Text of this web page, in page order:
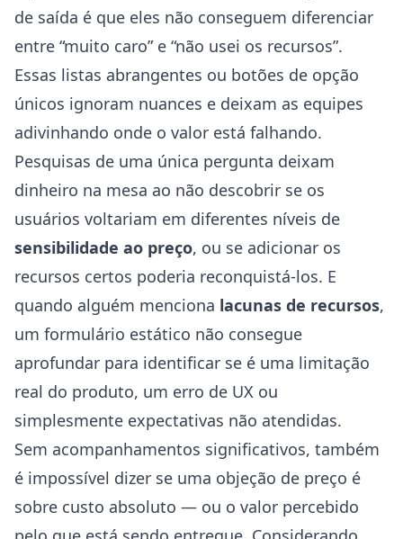
de saída é que eles não conseguem diferenciar
entre “muito caro” e “não usei os recursos”.
Essas listas abrangentes ou botões de opção
únicos ignoram nuances e deixam as equipes
adivinhando onde o valor está falhando.
Pesquisas de uma única pergunta deixam
dinheiro na mesa ao não descobrir se os
usuários voltariam em diferentes níveis de
sensibilidade ao preço, ou se adicionar os
recursos certos poderia reconquistá-los. E
quando alguém menciona lacunas de recursos,
um formulário estático não consegue
aprofundar para identificar se é uma limitação
real do produto, um erro de UX ou
simplesmente expectativas não atendidas.
Sem acompanhamentos significativos, também
é impossível dizer se uma objeção de preço é
sobre custo absoluto — ou o valor percebido